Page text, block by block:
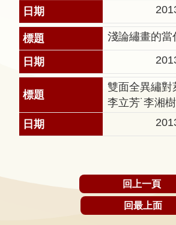
開
告
首
淺論繡畫的
雙面全異繡對
李立芳˙李湘樹
回上一頁
回最上面